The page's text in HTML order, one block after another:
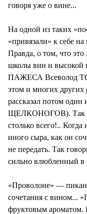
говоря уже о вине...
На одной из таких
«привязали» к себе на
Правда, о том, что
школы вин и высокой
ПАЖЕСА Всеволод
этом и многих других
рассказал потом один
ЩЕЛКОНОГОВ). Так
столько всего!.. Когда
иного сыра, как он
не передать. Так
сильно влюбленный в
«Проволоне» —
сочетания с вином...
фруктовым ароматом.